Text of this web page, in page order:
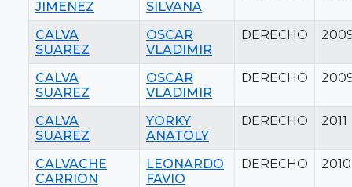
JIMENEZ
SILVANA
CALVA
SUAREZ
OSCAR
VLADIMIR
DERECHO
CALVA
SUAREZ
OSCAR
VLADIMIR
DERECHO
CALVA
SUAREZ
YORKY
ANATOLY
DERECHO 2011
CALVACHE
CARRION
LEONARDO
FAVIO
DERECHO 2010